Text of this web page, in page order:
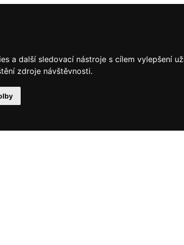
a další sledovací nástroje s cílem vylepšení
zdroje návštěvnosti.